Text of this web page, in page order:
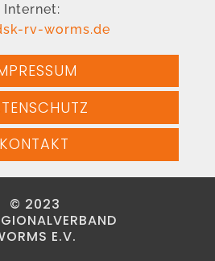
Internet:
rv-worms.de
KONTAKT
© 2023
E.V.